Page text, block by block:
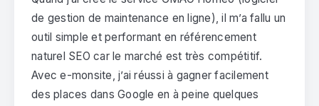
de gestion de maintenance en ligne), il m’a fallu un
outil simple et performant en référencement
naturel SEO car le marché est très compétitif.
Avec e-monsite, j’ai réussi à gagner facilement
des places dans Google en à peine quelques